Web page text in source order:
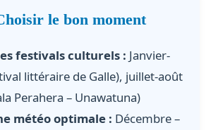
le bon moment
festivals culturels : Janvier-
littéraire de Galle), juillet-août
Perahera – Unawatuna)
météo optimale : Décembre –